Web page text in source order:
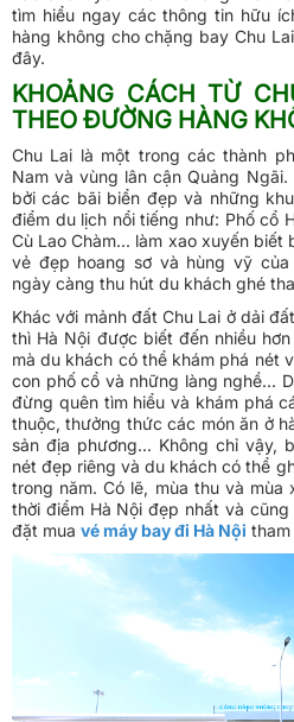
tìm hiểu ngay các thông tin hữu
hàng không cho chặng bay Chu
đây.
KHOẢNG CÁCH TỪ
THEO ĐƯỜNG HÀNG
Chu Lai là một trong các thành
Nam và vùng lân cận Quảng
bởi các bãi biển đẹp và những
điểm du lịch nổi tiếng như: Phố cổ
Cù Lao Chàm... làm xao xuyến biết
vẻ đẹp hoang sơ và hùng vỹ
ngày càng thu hút du khách ghé
Khác với mảnh đất Chu Lai ở dải
thì Hà Nội được biết đến nhiều
mà du khách có thể khám phá nét
con phố cổ và những làng nghề...
đừng quên tìm hiểu và khám phá
thuộc, thưởng thức các món ăn ở
sản địa phương... Không chỉ vậy,
nét đẹp riêng và du khách có thể
trong năm. Có lẽ, mùa thu và mùa
thời điểm Hà Nội đẹp nhất và
đặt mua vé máy bay đi Hà Nội tham